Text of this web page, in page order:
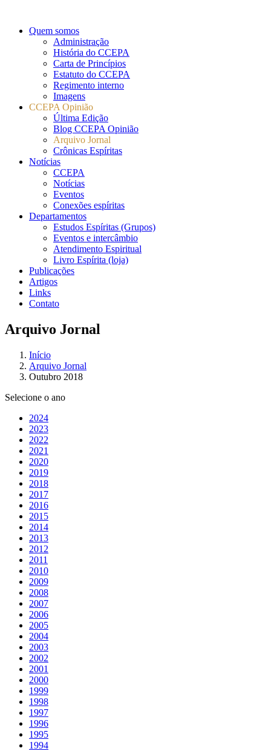
Quem somos
Administração
História do CCEPA
Carta de Princípios
Estatuto do CCEPA
Regimento interno
Imagens
CCEPA Opinião
Última Edição
Blog CCEPA Opinião
Arquivo Jornal
Crônicas Espíritas
Notícias
CCEPA
Notícias
Eventos
Conexões espíritas
Departamentos
Estudos Espíritas (Grupos)
Eventos e intercâmbio
Atendimento Espiritual
Livro Espírita (loja)
Publicações
Artigos
Links
Contato
Arquivo Jornal
Início
Arquivo Jornal
Outubro 2018
Selecione o ano
2024
2023
2022
2021
2020
2019
2018
2017
2016
2015
2014
2013
2012
2011
2010
2009
2008
2007
2006
2005
2004
2003
2002
2001
2000
1999
1998
1997
1996
1995
1994